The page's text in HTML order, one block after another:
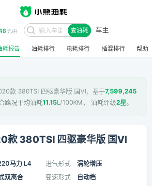
元/升 查油耗 车主
耗报告 油耗排行 电耗排行 插混排行 帮助
款 380TSI 四驱豪华版 国VI，基于7,599,245
路况平均油耗11.15L/100KM， 油耗评级2星。
款 380TSI 四驱豪华版 国VI
马力 L4 进气形式
涡轮增压
双离合 变速形式
自动档